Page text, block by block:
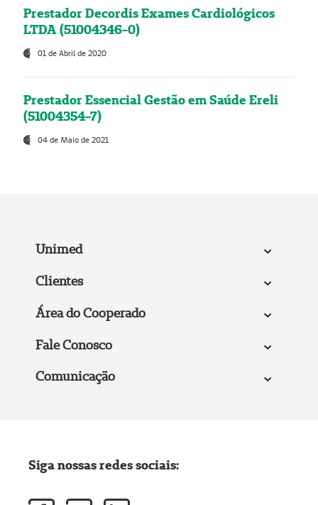
Prestador Decordis Exames Cardiológicos
LTDA (51004346-0)
01 de Abril de 2020
Prestador Essencial Gestão em Saúde Ereli
(51004354-7)
04 de Maio de 2021
Unimed
Clientes
Área do Cooperado
Fale Conosco
Comunicação
Siga nossas redes sociais: